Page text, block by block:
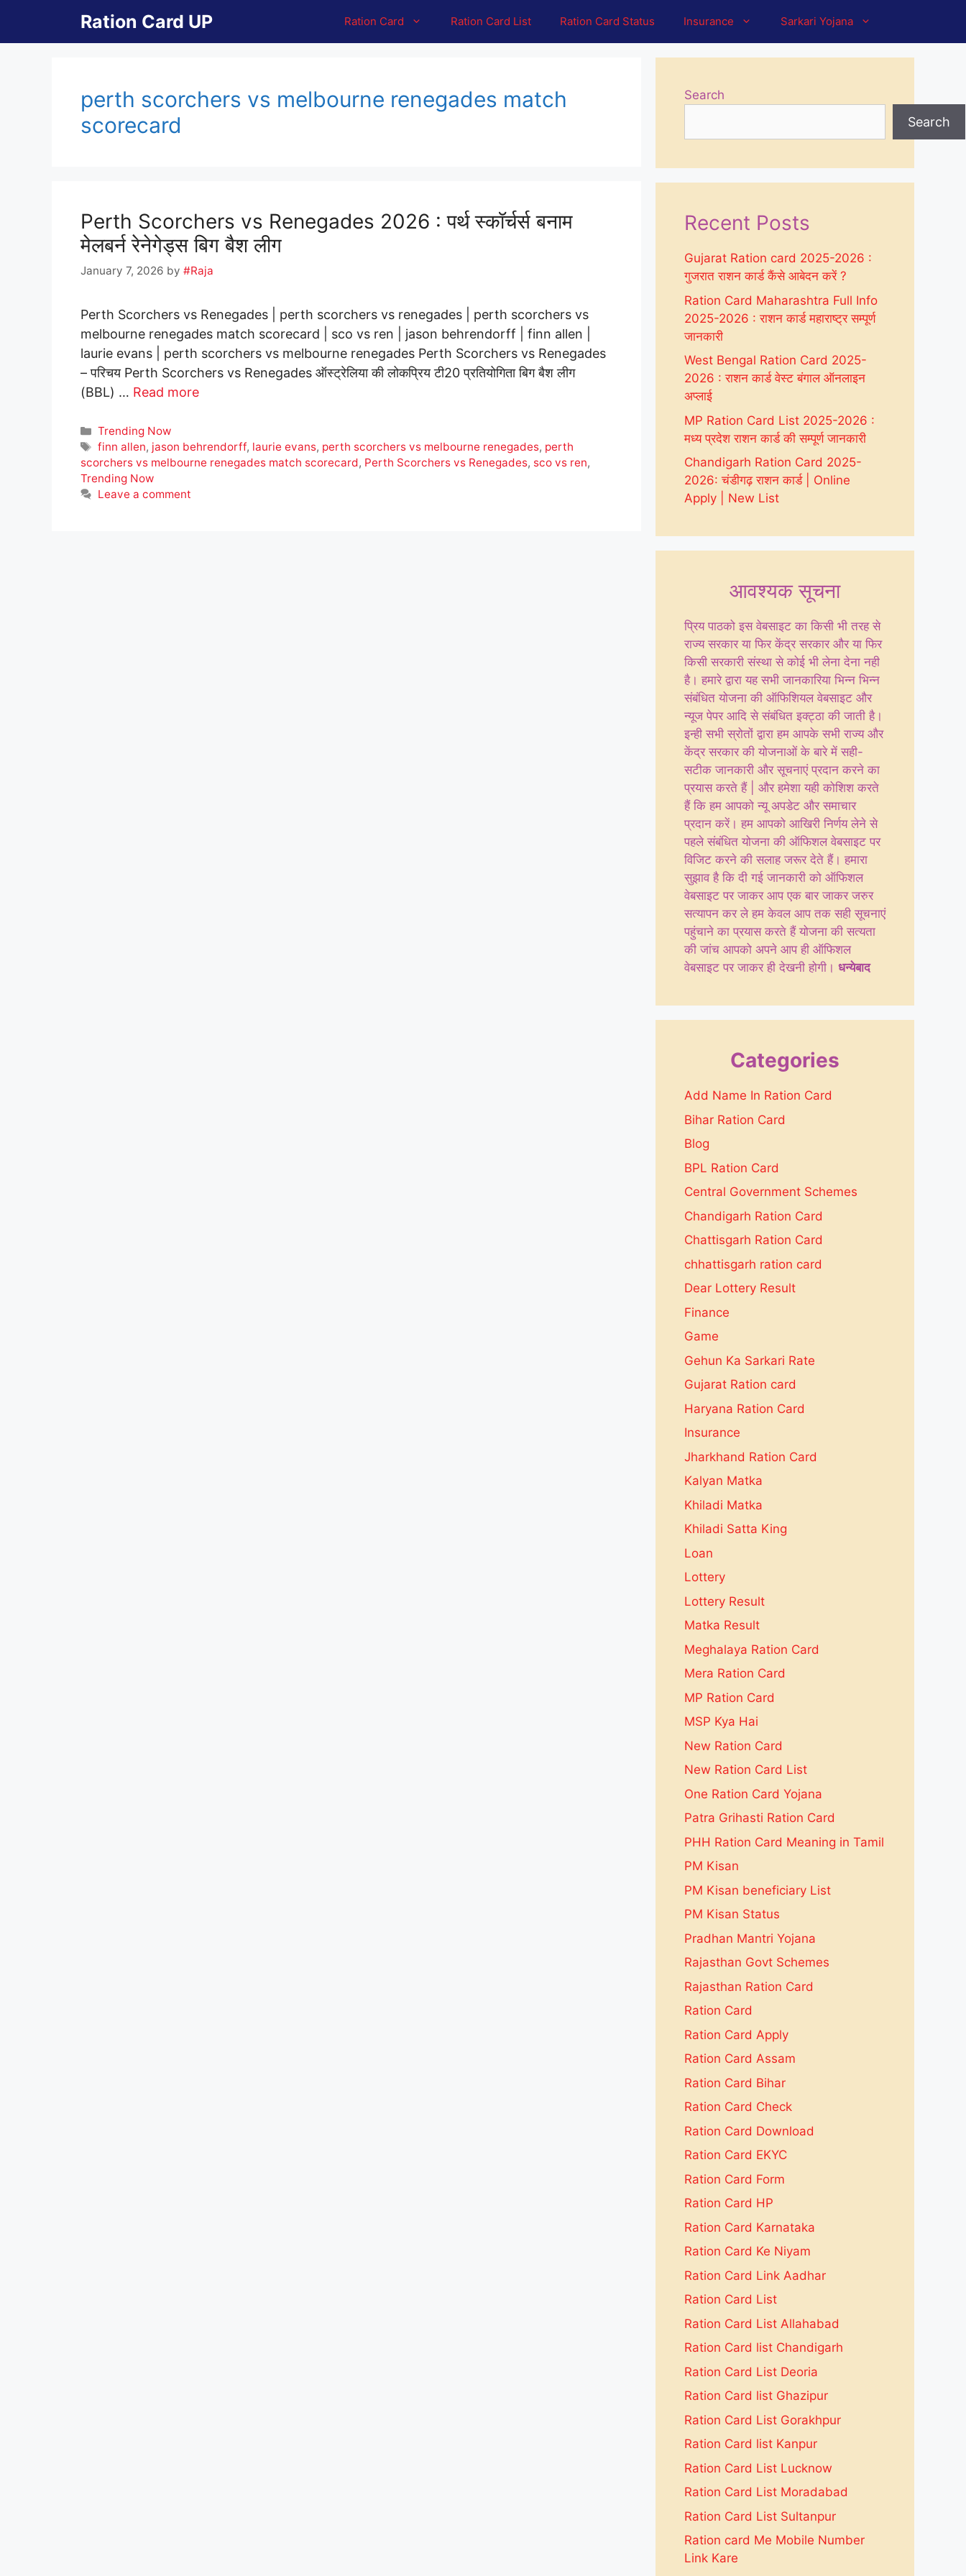
content
Ration Card UP Ration Card Ration Card List Ration Card Status Insurance Sarkari Yojana
perth scorchers vs melbourne renegades match
scorecard
Perth Scorchers vs Renegades 2026 : पर्थ स्कॉर्चर्स बनाम
मेलबर्न रेनेगेड्स बिग बैश लीग
January 7, 2026 by #Raja
Perth Scorchers vs Renegades | perth scorchers vs renegades | perth scorchers vs
melbourne renegades match scorecard | sco vs ren | jason behrendorff | finn allen |
laurie evans | perth scorchers vs melbourne renegades Perth Scorchers vs Renegades
– परिचय Perth Scorchers vs Renegades ऑस्ट्रेलिया की लोकप्रिय टी20 प्रतियोगिता बिग बैश लीग
(BBL) … Read more
Categories
Trending Now
Tags
finn allen, jason behrendorff, laurie evans, perth scorchers vs melbourne renegades, perth
scorchers vs melbourne renegades match scorecard, Perth Scorchers vs Renegades, sco vs ren,
Trending Now
Leave a comment
Search
Search
Recent Posts
Gujarat Ration card 2025-2026 :
गुजरात राशन कार्ड कैंसे आबेदन करें ?
Ration Card Maharashtra Full Info
2025-2026 : राशन कार्ड महाराष्ट्र सम्पूर्ण
जानकारी
West Bengal Ration Card 2025-
2026 : राशन कार्ड वेस्ट बंगाल ऑनलाइन
अप्लाई
MP Ration Card List 2025-2026 :
मध्य प्रदेश राशन कार्ड की सम्पूर्ण जानकारी
Chandigarh Ration Card 2025-
2026: चंडीगढ़ राशन कार्ड | Online
Apply | New List
आवश्यक सूचना
प्रिय पाठको इस वेबसाइट का किसी भी तरह से
राज्य सरकार या फिर केंद्र सरकार और या फिर
किसी सरकारी संस्था से कोई भी लेना देना नही
है। हमारे द्वारा यह सभी जानकारिया भिन्न भिन्न
संबंधित योजना की ऑफिशियल वेबसाइट और
न्यूज पेपर आदि से संबंधित इक्ट्ठा की जाती है।
इन्ही सभी स्रोतों द्वारा हम आपके सभी राज्य और
केंद्र सरकार की योजनाओं के बारे में सही-
सटीक जानकारी और सूचनाएं प्रदान करने का
प्रयास करते हैं | और हमेशा यही कोशिश करते
हैं कि हम आपको न्यू अपडेट और समाचार
प्रदान करें। हम आपको आखिरी निर्णय लेने से
पहले संबंधित योजना की ऑफिशल वेबसाइट पर
विजिट करने की सलाह जरूर देते हैं। हमारा
सुझाव है कि दी गई जानकारी को ऑफिशल
वेबसाइट पर जाकर आप एक बार जाकर जरुर
सत्यापन कर ले हम केवल आप तक सही सूचनाएं
पहुंचाने का प्रयास करते हैं योजना की सत्यता
की जांच आपको अपने आप ही ऑफिशल
वेबसाइट पर जाकर ही देखनी होगी। धन्येबाद
Categories
Add Name In Ration Card
Bihar Ration Card
Blog
BPL Ration Card
Central Government Schemes
Chandigarh Ration Card
Chattisgarh Ration Card
chhattisgarh ration card
Dear Lottery Result
Finance
Game
Gehun Ka Sarkari Rate
Gujarat Ration card
Haryana Ration Card
Insurance
Jharkhand Ration Card
Kalyan Matka
Khiladi Matka
Khiladi Satta King
Loan
Lottery
Lottery Result
Matka Result
Meghalaya Ration Card
Mera Ration Card
MP Ration Card
MSP Kya Hai
New Ration Card
New Ration Card List
One Ration Card Yojana
Patra Grihasti Ration Card
PHH Ration Card Meaning in Tamil
PM Kisan
PM Kisan beneficiary List
PM Kisan Status
Pradhan Mantri Yojana
Rajasthan Govt Schemes
Rajasthan Ration Card
Ration Card
Ration Card Apply
Ration Card Assam
Ration Card Bihar
Ration Card Check
Ration Card Download
Ration Card EKYC
Ration Card Form
Ration Card HP
Ration Card Karnataka
Ration Card Ke Niyam
Ration Card Link Aadhar
Ration Card List
Ration Card List Allahabad
Ration Card list Chandigarh
Ration Card List Deoria
Ration Card list Ghazipur
Ration Card List Gorakhpur
Ration Card list Kanpur
Ration Card List Lucknow
Ration Card List Moradabad
Ration Card List Sultanpur
Ration card Me Mobile Number
Link Kare